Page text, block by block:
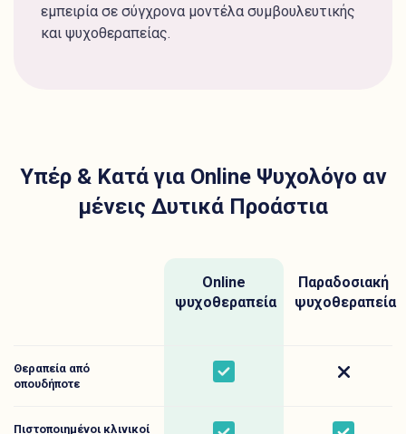
εμπειρία σε σύγχρονα μοντέλα συμβουλευτικής
και ψυχοθεραπείας.
Υπέρ & Κατά για Online Ψυχολόγο αν
μένεις Δυτικά Προάστια
Online
ψυχοθεραπεία
Παραδοσιακή
ψυχοθεραπεία
Θεραπεία από
οπουδήποτε
Yes No
Πιστοποιημένοι κλινικοί